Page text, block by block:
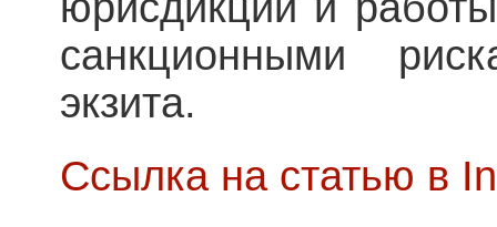
санкционными
экзита.
Ссылка на статью в